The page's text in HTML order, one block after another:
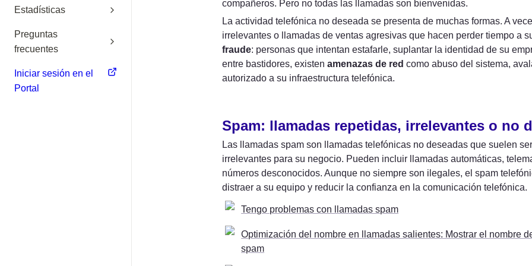
Estadísticas
Preguntas
frecuentes
Iniciar sesión en el
Portal
compañeros. Pero no todas las llamadas son bienvenidas.
La actividad telefónica no deseada se presenta de muchas formas. A
fraude: personas que intentan estafarle, suplantar la identidad de su
entre bastidores, existen amenazas de red como abuso del sistema,
autorizado a su infraestructura telefónica.
Spam: llamadas repetidas, irrelevantes o no
Las llamadas spam son llamadas telefónicas no deseadas que suelen
irrelevantes para su negocio. Pueden incluir llamadas automáticas,
números desconocidos. Aunque no siempre son ilegales, el spam
distraer a su equipo y reducir la confianza en la comunicación telefónica.
Tengo problemas con llamadas spam
Optimización del nombre en llamadas salientes: Mostrar el nombre
spam